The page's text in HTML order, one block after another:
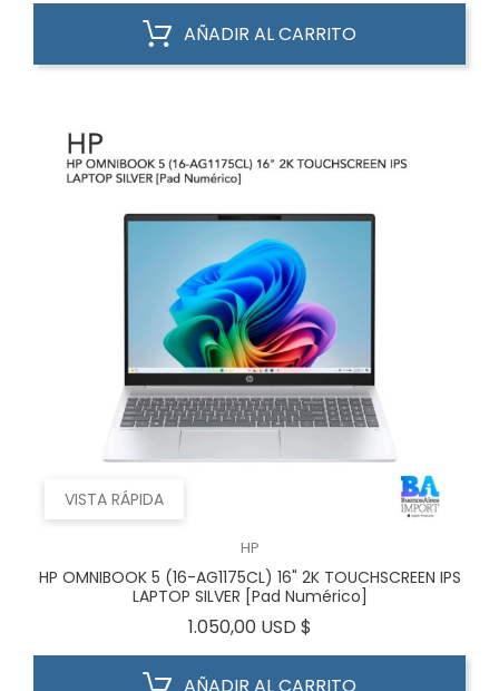
AÑADIR AL CARRITO
VISTA RÁPIDA
HP
HP OMNIBOOK 5 (16-AG1175CL) 16" 2K TOUCHSCREEN IPS
LAPTOP SILVER [Pad Numérico]
1.050,00 USD $